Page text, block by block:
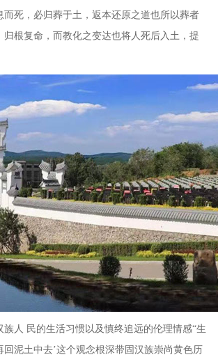
而死，必归葬于土，返本还原之道也所以葬者
归根复命，而教化之变达也将人死后入土，提
族人 民的生活习惯以及慎终追远的伦理情感“生
泥土中去’这个观念根深带固汉族崇尚黄色历